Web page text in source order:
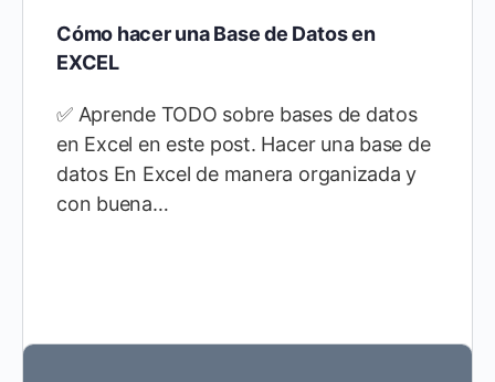
Cómo hacer una Base de Datos en
EXCEL
✅ Aprende TODO sobre bases de datos
en Excel en este post. Hacer una base de
datos En Excel de manera organizada y
con buena…